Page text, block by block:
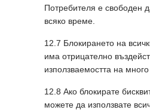
Потребителя е свободен
всяко време.
12.7 Блокирането на
има отрицателно
използваемостта на много
12.8 Ако блокирате
можете да използвате